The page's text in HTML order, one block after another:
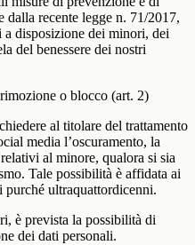
recente legge n. 71/2017,
disposizione dei minori, dei
del benessere dei nostri
o blocco (art. 2)
al titolare del trattamento
media l’oscuramento, la
al minore, qualora si sia
Tale possibilità è affidata ai
ultraquattordicenni.
è prevista la possibilità di
dei dati personali.